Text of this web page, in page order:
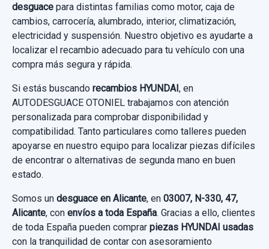
Consultar por whatsapp
desguace para distintas familias como motor, caja de
cambios, carrocería, alumbrado, interior, climatización,
electricidad y suspensión. Nuestro objetivo es ayudarte a
localizar el recambio adecuado para tu vehículo con una
compra más segura y rápida.
Si estás buscando recambios HYUNDAI, en
AUTODESGUACE OTONIEL trabajamos con atención
personalizada para comprobar disponibilidad y
compatibilidad. Tanto particulares como talleres pueden
apoyarse en nuestro equipo para localizar piezas difíciles
de encontrar o alternativas de segunda mano en buen
estado.
Somos un desguace en Alicante, en 03007, N-330, 47,
Alicante, con envíos a toda España. Gracias a ello, clientes
de toda España pueden comprar piezas HYUNDAI usadas
con la tranquilidad de contar con asesoramiento